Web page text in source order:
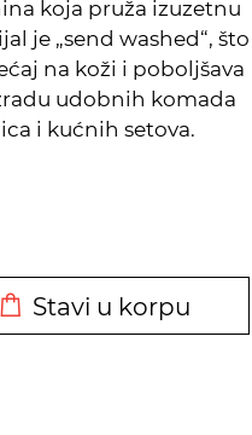
koja pruža izuzetnu
je „send washed“, što
na koži i poboljšava
udobnih komada
i kućnih setova.
Stavi u korpu